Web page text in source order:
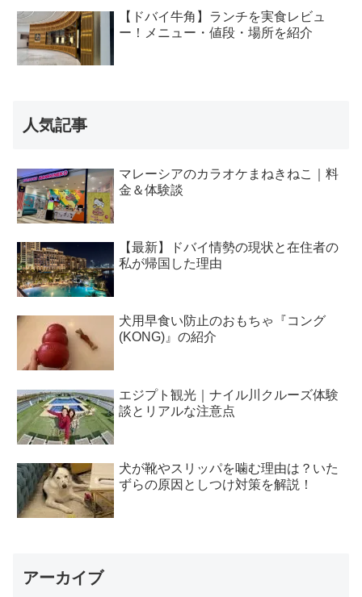
【ドバイ牛角】ランチを実食レビュ
ー！メニュー・値段・場所を紹介
人気記事
マレーシアのカラオケまねきねこ｜料
金＆体験談
【最新】ドバイ情勢の現状と在住者の
私が帰国した理由
犬用早食い防止のおもちゃ『コング
(KONG)』の紹介
エジプト観光｜ナイル川クルーズ体験
談とリアルな注意点
犬が靴やスリッパを噛む理由は？いた
ずらの原因としつけ対策を解説！
アーカイブ